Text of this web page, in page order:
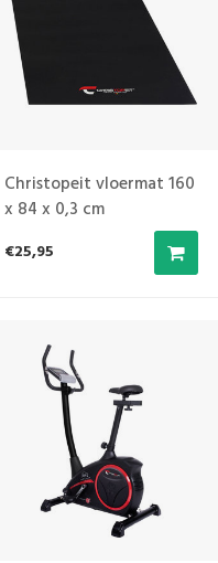
Christopeit vloermat 160
x 84 x 0,3 cm
€25,95